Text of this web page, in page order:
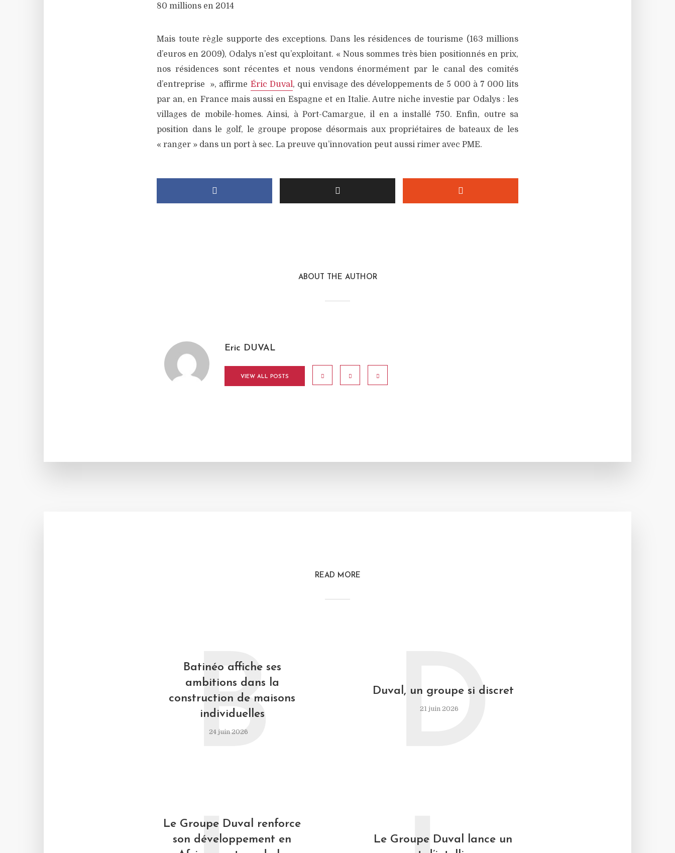
80 millions en 2014
Mais toute règle supporte des exceptions. Dans les résidences de tourisme (163 millions
d’euros en 2009), Odalys n’est qu’exploitant. « Nous sommes très bien positionnés en prix,
nos résidences sont récentes et nous vendons énormément par le canal des comités
d’entreprise », affirme Éric Duval, qui envisage des développements de 5 000 à 7 000 lits
par an, en France mais aussi en Espagne et en Italie. Autre niche investie par Odalys : les
villages de mobile-homes. Ainsi, à Port-Camargue, il en a installé 750. Enfin, outre sa
position dans le golf, le groupe propose désormais aux propriétaires de bateaux de les
« ranger » dans un port à sec. La preuve qu’innovation peut aussi rimer avec PME.
ABOUT THE AUTHOR
Eric DUVAL
VIEW ALL POSTS
READ MORE
Batinéo affiche ses
ambitions dans la
construction de maisons
individuelles
24 juin 2026
B Duval, un groupe si discret
21 juin 2026
D
Le Groupe Duval renforce
son développement en
Le Groupe Duval lance un